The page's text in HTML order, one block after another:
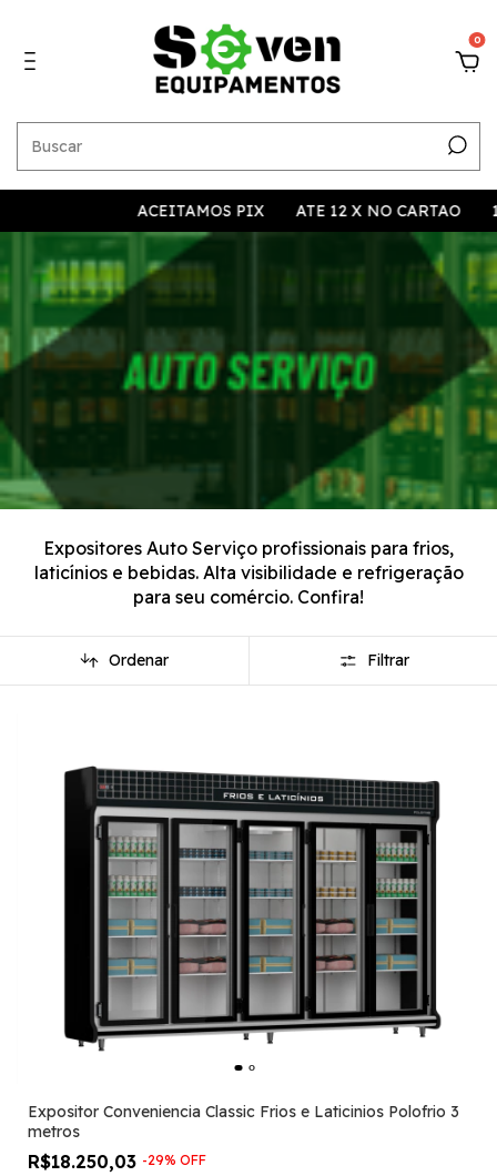
0
ACEITAMOS PIX ATE 12 X NO CARTAO 10% A
Expositores Auto Serviço profissionais para frios,
laticínios e bebidas. Alta visibilidade e refrigeração
para seu comércio. Confira!
Ordenar Filtrar
Expositor Conveniencia Classic Frios e Laticinios Polofrio 3
metros
R$18.250,03 -29% OFF